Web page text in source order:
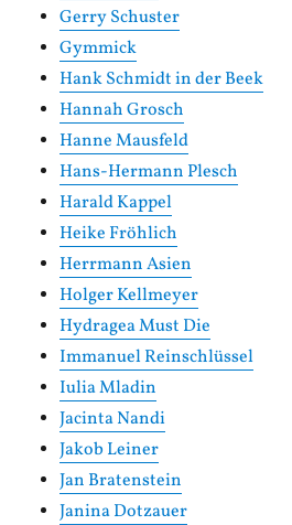
Gerry Schuster
Gymmick
Hank Schmidt in der Beek
Hannah Grosch
Hanne Mausfeld
Hans-Hermann Plesch
Harald Kappel
Heike Fröhlich
Herrmann Asien
Holger Kellmeyer
Hydragea Must Die
Immanuel Reinschlüssel
Iulia Mladin
Jacinta Nandi
Jakob Leiner
Jan Bratenstein
Janina Dotzauer